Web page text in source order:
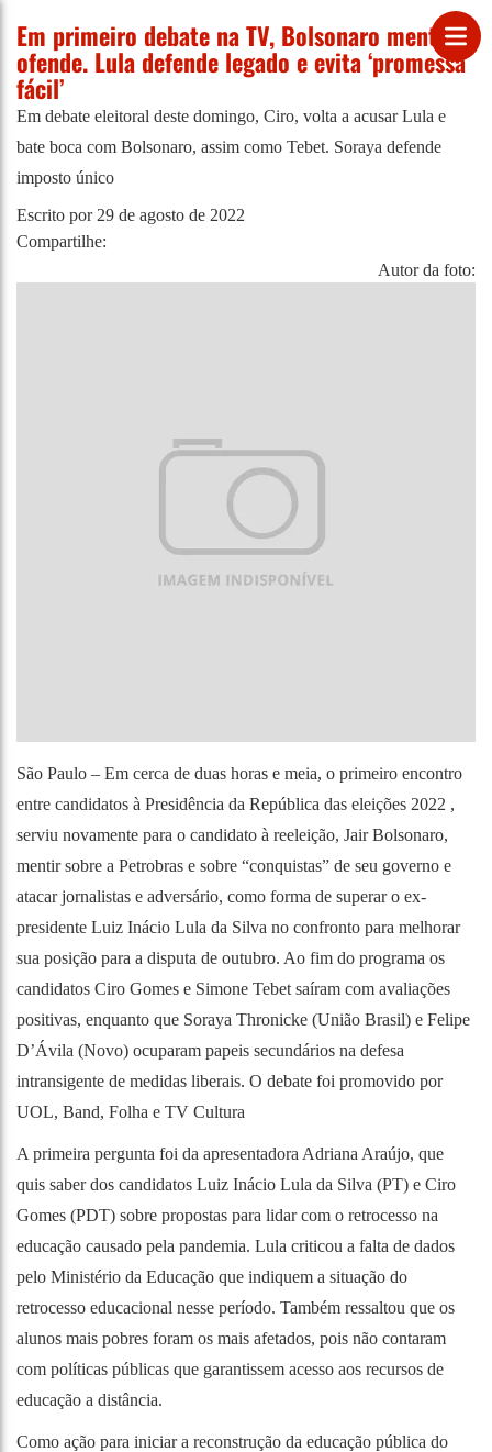
Em primeiro debate na TV, Bolsonaro mente e
ofende. Lula defende legado e evita ‘promessa
fácil’
Em debate eleitoral deste domingo, Ciro, volta a acusar Lula e
bate boca com Bolsonaro, assim como Tebet. Soraya defende
imposto único
Escrito por 29 de agosto de 2022
Compartilhe:
Autor da foto:
São Paulo – Em cerca de duas horas e meia, o primeiro encontro
entre candidatos à Presidência da República das eleições 2022 ,
serviu novamente para o candidato à reeleição, Jair Bolsonaro,
mentir sobre a Petrobras e sobre “conquistas” de seu governo e
atacar jornalistas e adversário, como forma de superar o ex-
presidente Luiz Inácio Lula da Silva no confronto para melhorar
sua posição para a disputa de outubro. Ao fim do programa os
candidatos Ciro Gomes e Simone Tebet saíram com avaliações
positivas, enquanto que Soraya Thronicke (União Brasil) e Felipe
D’Ávila (Novo) ocuparam papeis secundários na defesa
intransigente de medidas liberais. O debate foi promovido por
UOL, Band, Folha e TV Cultura
A primeira pergunta foi da apresentadora Adriana Araújo, que
quis saber dos candidatos Luiz Inácio Lula da Silva (PT) e Ciro
Gomes (PDT) sobre propostas para lidar com o retrocesso na
educação causado pela pandemia. Lula criticou a falta de dados
pelo Ministério da Educação que indiquem a situação do
retrocesso educacional nesse período. Também ressaltou que os
alunos mais pobres foram os mais afetados, pois não contaram
com políticas públicas que garantissem acesso aos recursos de
educação a distância.
Como ação para iniciar a reconstrução da educação pública do